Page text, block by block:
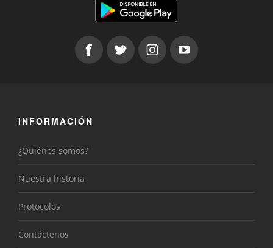
INFORMACIÓN
¿Quiénes somos?
Nuestra historia
Protocolos
Contáctenos